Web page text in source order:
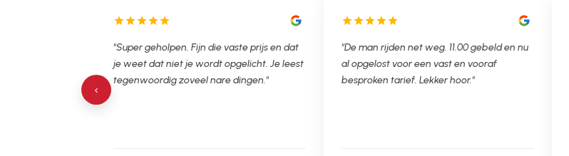
"De man rijden net weg. 11.00 gebeld en nu
al opgelost voor een vast en vooraf
besproken tarief. Lekker hoor."
"Wat een fijn bedrijf. Als francaise met een
Nederlandse partner weet je niet zo goed
bij wie je moet zijn. Ontstoppen.nl had een
‹